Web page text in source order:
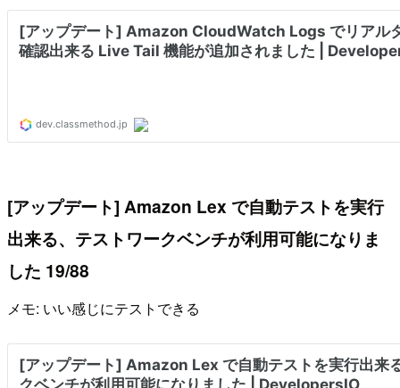
[アップデート] Amazon Lex で自動テストを実行
出来る、テストワークベンチが利用可能になりま
した 19/88
メモ: いい感じにテストできる